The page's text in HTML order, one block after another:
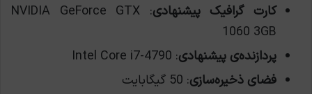
کارت گرافیک پیشنهادی
: NVIDIA GeForce GTX
1060 3GB
پردازنده‌ی پیشنهادی: Intel Core i7-4790
فضای ذخیره‌سازی: 50 گیگابایت